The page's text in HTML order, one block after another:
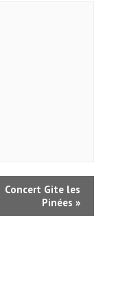
Concert Gite les
Pinées »